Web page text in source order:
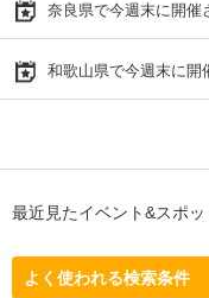
奈良県で今週末に開催
和歌山県で今週末に開
最近見たイベント&スポッ
よく使われる検索条件